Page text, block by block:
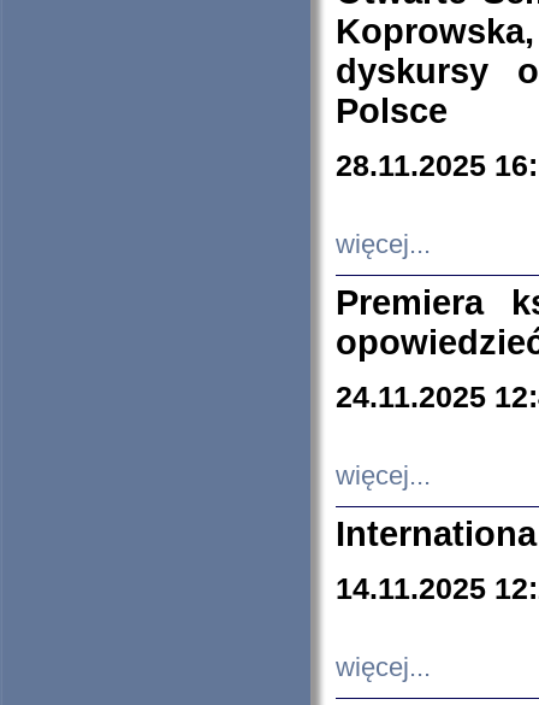
dyskursy
Polsce
28.11.2025
więcej...
Premiera
24.11.2025
więcej...
14.11.2025
więcej...